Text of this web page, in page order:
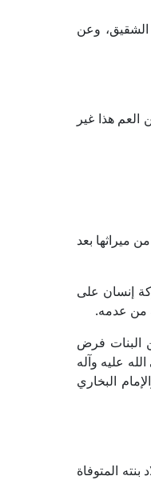
المتوفاة في 23/ 11/ 1977م عن أخيها الشقيق، وعن
هذا غير
ميراثها بعد
تركة إنسان على
من عدمه.
بها "للواحدة من البنات فرض
عليه وآله
البخاري
بنته المتوفاة